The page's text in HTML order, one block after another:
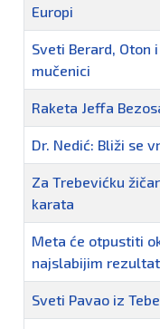
Europi
Sveti Berard, Oton
mučenici
Raketa Jeffa
Dr. Nedić: Bliži se
Za Trebevićku
karata
Meta će otpustiti
najslabijim
Sveti Pavao iz